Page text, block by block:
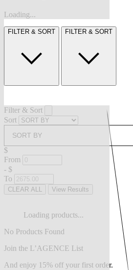
Loading...
FILTER & SORT FILTER & SORT
Filter & Sort
Sort
SORT BY
$
From
- $
To
CLEAR ALL View Results
Loading products...
No Products Found
Join the L’AGENCE List
And enjoy 15% off your first order.